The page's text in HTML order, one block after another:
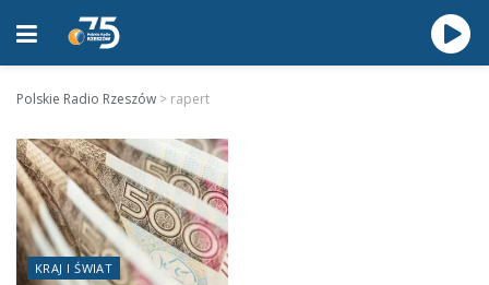
Polskie Radio Rzeszów > rapert
KRAJ I ŚWIAT